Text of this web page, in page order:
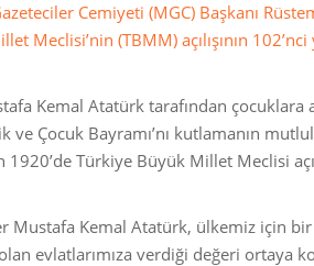
Cemiyeti (MGC) Başkanı
Meclisi’nin (TBMM) açılışının 102’nci
Kemal Atatürk tarafından
ve Çocuk Bayramı’nı kutlamanın
1920’de Türkiye Büyük Millet Meclisi
Mustafa Kemal Atatürk, ülkemiz için
evlatlarımıza verdiği değeri ortaya